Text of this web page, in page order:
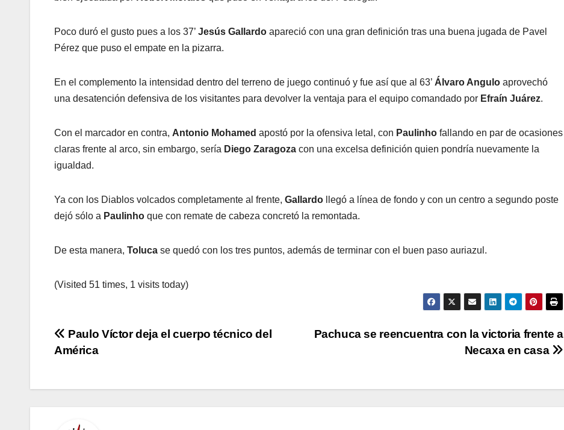
Poco duró el gusto pues a los 37’ Jesús Gallardo apareció con una gran definición tras una buena jugada de Pavel
Pérez que puso el empate en la pizarra.
En el complemento la intensidad dentro del terreno de juego continuó y fue así que al 63’ Álvaro Angulo aprovechó
una desatención defensiva de los visitantes para devolver la ventaja para el equipo comandado por Efraín Juárez.
Con el marcador en contra, Antonio Mohamed apostó por la ofensiva letal, con Paulinho fallando en par de ocasiones
claras frente al arco, sin embargo, sería Diego Zaragoza con una excelsa definición quien pondría nuevamente la
igualdad.
Ya con los Diablos volcados completamente al frente, Gallardo
llegó a línea de fondo y con un centro a segundo poste
dejó sólo a Paulinho que con remate de cabeza concretó la remontada.
De esta manera, Toluca se quedó con los tres puntos, además de terminar con el buen paso auriazul.
(Visited 51 times, 1 visits today)
Navegación
entradas
Pachuca se reencuentra con la victoria frente a
Necaxa en casa
Paulo Víctor deja el cuerpo técnico del
América